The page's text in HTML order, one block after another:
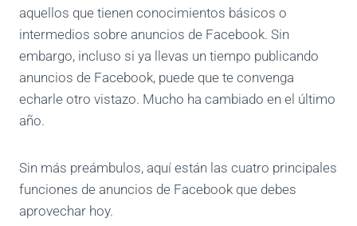
aquellos que tienen conocimientos básicos o
intermedios sobre anuncios de Facebook. Sin
embargo, incluso si ya llevas un tiempo publicando
anuncios de Facebook, puede que te convenga
echarle otro vistazo. Mucho ha cambiado en el último
año.
Sin más preámbulos, aquí están las cuatro principales
funciones de anuncios de Facebook que debes
aprovechar hoy.